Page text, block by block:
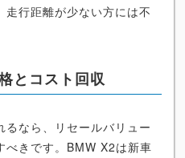
走行距離が少ない方には不
とコスト回収
なら、リセールバリュー
べきです。BMW X2は新車